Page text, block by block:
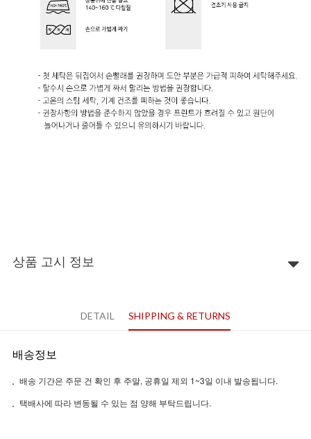
상품 고시 정보
DETAIL SHIPPING & RETURNS
배송정보
배송 기간은 주문 건 확인 후 주말, 공휴일 제외 1~3일 이내 발송됩니다.
택배사에 따라 변동될 수 있는 점 양해 부탁드립니다.